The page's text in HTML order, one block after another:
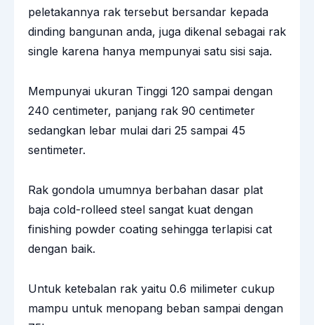
peletakannya rak tersebut bersandar kepada
dinding bangunan anda, juga dikenal sebagai rak
single karena hanya mempunyai satu sisi saja.
Mempunyai ukuran Tinggi 120 sampai dengan
240 centimeter, panjang rak 90 centimeter
sedangkan lebar mulai dari 25 sampai 45
sentimeter.
Rak gondola umumnya berbahan dasar plat
baja cold-rolleed steel sangat kuat dengan
finishing powder coating sehingga terlapisi cat
dengan baik.
Untuk ketebalan rak yaitu 0.6 milimeter cukup
mampu untuk menopang beban sampai dengan